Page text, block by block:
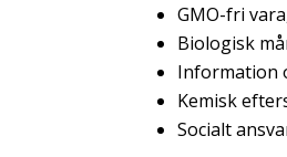
GMO-fri
Biologisk
Information
Kemisk
Socialt